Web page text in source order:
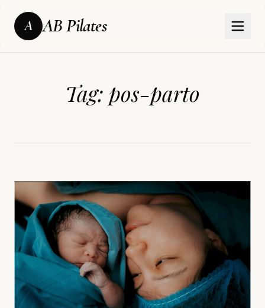
A AB Pilates
Tag: pos-parto